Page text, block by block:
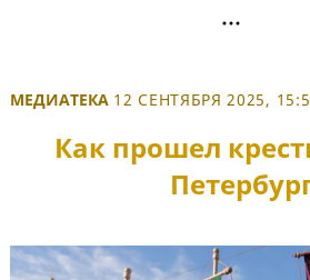
МЕДИАТЕКА 12 СЕНТЯБРЯ 2025,
Как прошел